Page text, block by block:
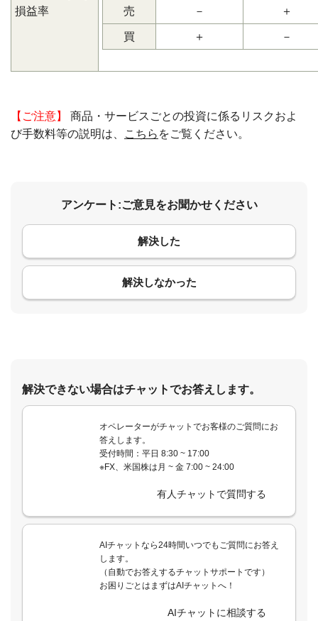
損益率
売 － ＋
買 ＋ －
【ご注意】
商品・サービスごとの投資に係るリスクおよ
び手数料等の説明は、
こちら をご覧ください。
アンケート:ご意見をお聞かせください
解決した
解決しなかった
コメント
解決できない場合はチャットでお答えします。
オペレーターがチャットでお客様のご質問にお
答えします。
受付時間：平日 8:30 ~ 17:00
※FX、米国株は月 ~ 金 7:00 ~ 24:00
有人チャットで質問する
AIチャットなら24時間いつでもご質問にお答え
します。
（自動でお答えするチャットサポートです）
お困りごとはまずはAIチャットへ！
AIチャットに相談する